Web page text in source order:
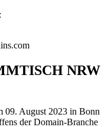
NRW
09. August 2023 in Bonn
der Domain-Branche